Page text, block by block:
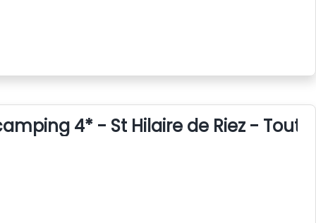
4* - St Hilaire de Riez - Tout